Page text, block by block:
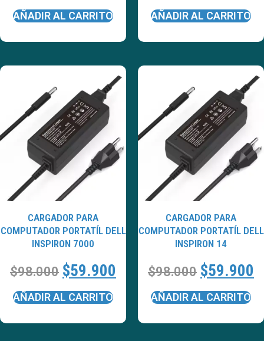
AÑADIR AL CARRITO AÑADIR AL CARRITO
CARGADOR PARA
COMPUTADOR PORTATÍL DELL
INSPIRON 7000
$98.000 $59.900
AÑADIR AL CARRITO
CARGADOR PARA
COMPUTADOR PORTATÍL DELL
INSPIRON 14
$98.000 $59.900
AÑADIR AL CARRITO